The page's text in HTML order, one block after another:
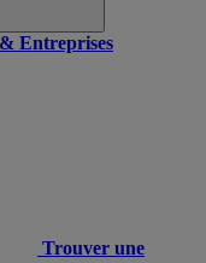
Entreprises
Trouver une